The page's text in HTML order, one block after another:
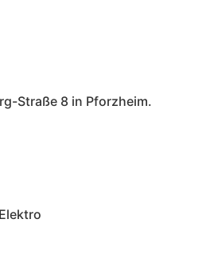
Straße 8 in Pforzheim.